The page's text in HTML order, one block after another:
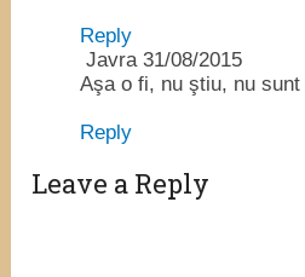
Reply
Javra 31/08/2015
Aşa o fi, nu ştiu, nu
Reply
Leave a Reply